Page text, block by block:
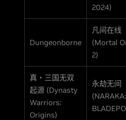
2024)
Dungeonborne
凡间在线
(Mortal
2)
真・三国无双
起源 (Dynasty
Warriors:
Origins)
永劫无间
(NARAKA: